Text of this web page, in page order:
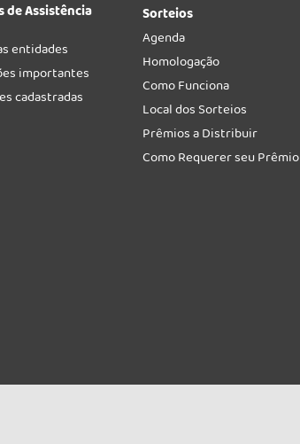
de Assistência
entidades
importantes
cadastradas
Sorteios
Agenda
Homologação
Como Funciona
Local dos Sorteios
Prêmios a Distribuir
Como Requerer seu Prêmio